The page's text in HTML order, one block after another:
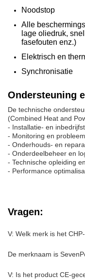
Noodstop
Alle
lage oliedruk,
fasefouten enz.)
Elektrisch en
Synchronisatie
Ondersteuning
De technische
(Combined Heat and
- Installatie- en
- Monitoring en
- Onderhouds- en
- Onderdeelbeheer en
- Technische opleiding
- Performance
Vragen:
V: Welk merk is het
De merknaam is
V: Is het product CE-